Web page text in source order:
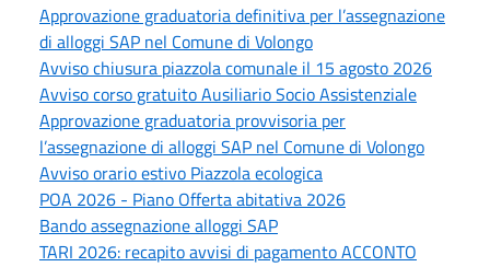
Approvazione graduatoria definitiva per l’assegnazione
di alloggi SAP nel Comune di Volongo
Avviso chiusura piazzola comunale il 15 agosto 2026
Avviso corso gratuito Ausiliario Socio Assistenziale
Approvazione graduatoria provvisoria per
l’assegnazione di alloggi SAP nel Comune di Volongo
Avviso orario estivo Piazzola ecologica
POA 2026 - Piano Offerta abitativa 2026
Bando assegnazione alloggi SAP
TARI 2026: recapito avvisi di pagamento ACCONTO